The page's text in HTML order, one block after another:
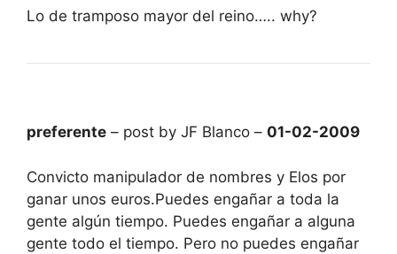
Lo de tramposo mayor del reino….. why?
preferente – post by JF Blanco – 01-02-2009
Convicto manipulador de nombres y Elos por
ganar unos euros.Puedes engañar a toda la
gente algún tiempo. Puedes engañar a alguna
gente todo el tiempo. Pero no puedes engañar